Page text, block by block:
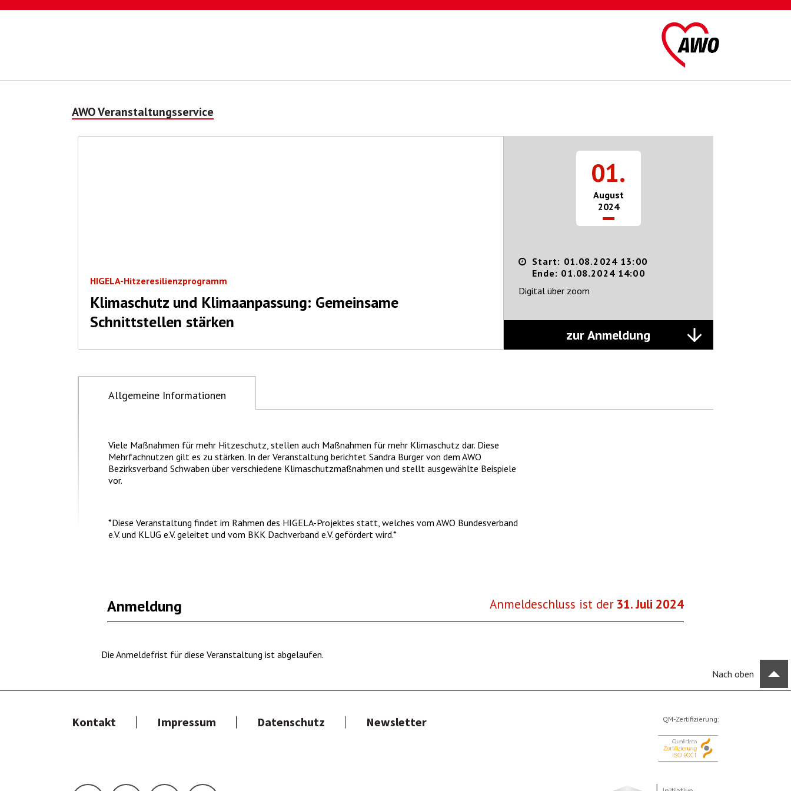
AWO Veranstaltungsservice
HIGELA-Hitzeresilienzprogramm
Klimaschutz und Klimaanpassung: Gemeinsame
Schnittstellen stärken
01.
August
2024
Start: 01.08.2024 13:00
Ende: 01.08.2024 14:00
Digital über zoom
zur Anmeldung
Allgemeine Informationen
Viele Maßnahmen für mehr Hitzeschutz, stellen auch Maßnahmen für mehr Klimaschutz dar. Diese
Mehrfachnutzen gilt es zu stärken. In der Veranstaltung berichtet Sandra Burger von dem AWO
Bezirksverband Schwaben über verschiedene Klimaschutzmaßnahmen und stellt ausgewählte Beispiele
vor.
*Diese Veranstaltung findet im Rahmen des HIGELA-Projektes statt, welches vom AWO Bundesverband
e.V. und KLUG e.V. geleitet und vom BKK Dachverband e.V. gefördert wird.*
Anmeldung Anmeldeschluss ist der 31.Juli 2024
Die Anmeldefrist für diese Veranstaltung ist abgelaufen.
Nach oben
Hauptnavigation
Kontakt Impressum Datenschutz Newsletter QM-Zertifizierung: